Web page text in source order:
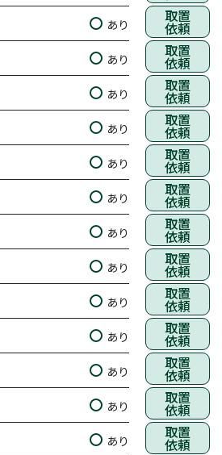
あり 取置
依頼
あり 取置
依頼
あり 取置
依頼
あり 取置
依頼
あり 取置
依頼
あり 取置
依頼
あり 取置
依頼
あり 取置
依頼
あり 取置
依頼
あり 取置
依頼
あり 取置
依頼
あり 取置
依頼
あり 取置
依頼